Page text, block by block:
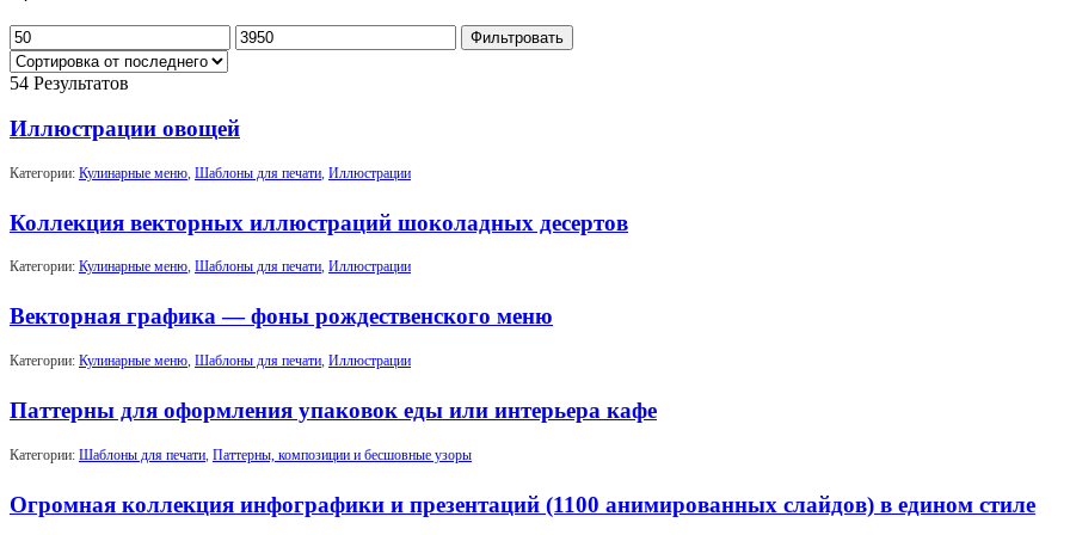
Минимальная
цена
Максимальная
цена
Фильтровать
54 Результатов
Иллюстрации овощей
Категории: Кулинарные меню Шаблоны для печати Иллюстрации
Коллекция векторных иллюстраций шоколадных десертов
Категории: Кулинарные меню, Шаблоны для печати, Иллюстрации
Векторная графика — фоны рождественского меню
Категории: Кулинарные меню, Шаблоны для печати, Иллюстрации
Паттерны для оформления упаковок еды или интерьера кафе
Категории: Шаблоны для печати Паттерны, композиции и бесшовные узоры
Огромная коллекция инфографики и презентаций (1100 анимированных слайдов) в едином стиле